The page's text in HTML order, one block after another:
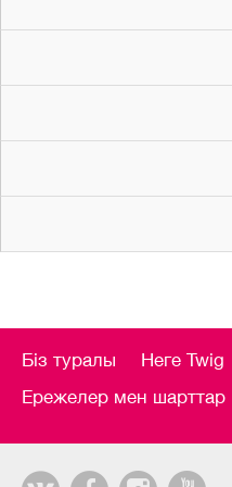
Біз туралы Неге Twig
Ережелер мен шарттар